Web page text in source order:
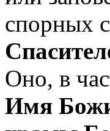
спорных
Оно, в
Имя